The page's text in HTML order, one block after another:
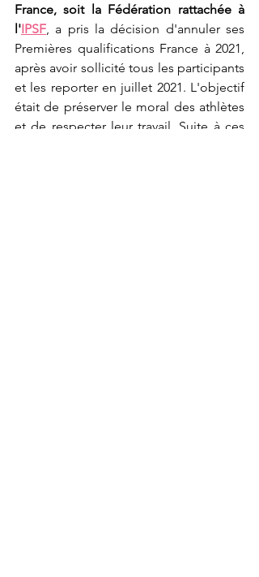
France, soit la Fédération rattachée à
l'IPSF , a pris la décision d'annuler ses
Premières qualifications France à 2021,
après avoir sollicité tous les participants
et les reporter en juillet 2021. L'objectif
était de préserver le moral des athlètes
et de respecter leur travail. Suite à ces